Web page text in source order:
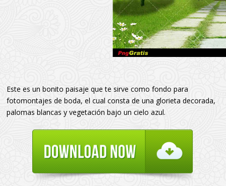
Este es un bonito paisaje que te sirve como fondo para
fotomontajes de boda, el cual consta de una glorieta decorada,
palomas blancas y vegetación bajo un cielo azul.